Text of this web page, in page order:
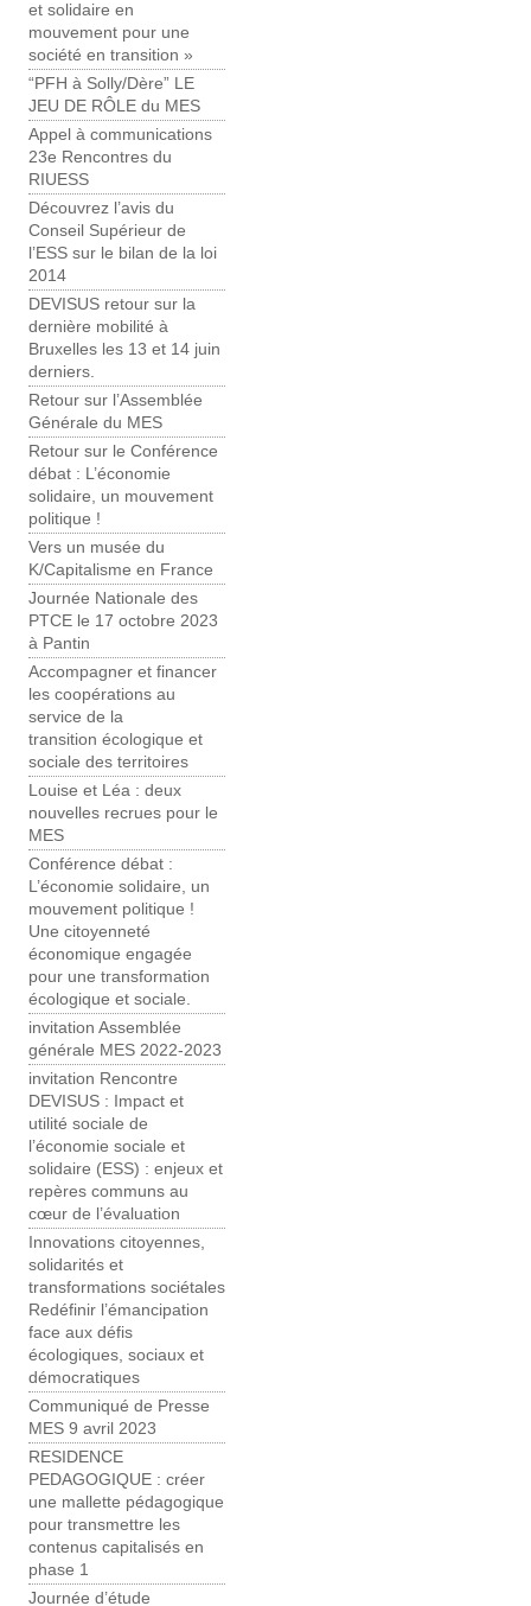
et solidaire en
mouvement pour une
société en transition »
“PFH à Solly/Dère” LE
JEU DE RÔLE du MES
Appel à communications
23e Rencontres du
RIUESS
Découvrez l’avis du
Conseil Supérieur de
l’ESS sur le bilan de la loi
2014
DEVISUS retour sur la
dernière mobilité à
Bruxelles les 13 et 14 juin
derniers.
Retour sur l’Assemblée
Générale du MES
Retour sur le Conférence
débat : L’économie
solidaire, un mouvement
politique !
Vers un musée du
K/Capitalisme en France
Journée Nationale des
PTCE le 17 octobre 2023
à Pantin
Accompagner et financer
les coopérations au
service de la
transition écologique et
sociale des territoires
Louise et Léa : deux
nouvelles recrues pour le
MES
Conférence débat :
L’économie solidaire, un
mouvement politique !
Une citoyenneté
économique engagée
pour une transformation
écologique et sociale.
invitation Assemblée
générale MES 2022-2023
invitation Rencontre
DEVISUS : Impact et
utilité sociale de
l’économie sociale et
solidaire (ESS) : enjeux et
repères communs au
cœur de l’évaluation
Innovations citoyennes,
solidarités et
transformations sociétales
Redéfinir l’émancipation
face aux défis
écologiques, sociaux et
démocratiques
Communiqué de Presse
MES 9 avril 2023
RESIDENCE
PEDAGOGIQUE : créer
une mallette pédagogique
pour transmettre les
contenus capitalisés en
phase 1
Journée d’étude